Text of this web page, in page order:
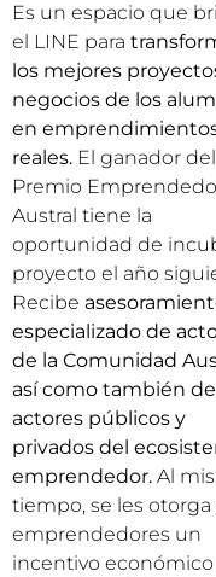
Es un espacio que
el LINE para
los mejores
negocios de los
en
reales. El ganador del
Premio
Austral tiene la
oportunidad de
proyecto el año
Recibe
especializado de
de la Comunidad
así como también de
actores públicos y
privados del
emprendedor. Al
tiempo, se les otorga
emprendedores un
incentivo económico